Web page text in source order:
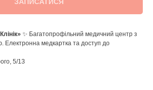
ЗАПИСАТИСЯ
✨ Багатопрофільний медичний центр з
Електронна медкартка та доступ до
5/13